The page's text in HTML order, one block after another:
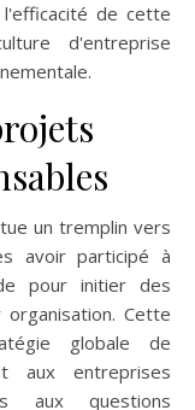
de cette
d'entreprise
un tremplin vers
avoir participé à
pour initier des
Cette
globale de
aux entreprises
aux questions